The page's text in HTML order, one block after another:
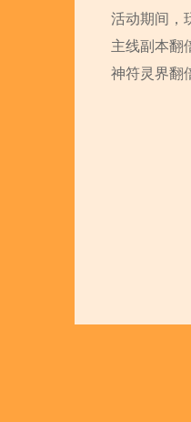
活动期间，
主线副本翻
神符灵界翻